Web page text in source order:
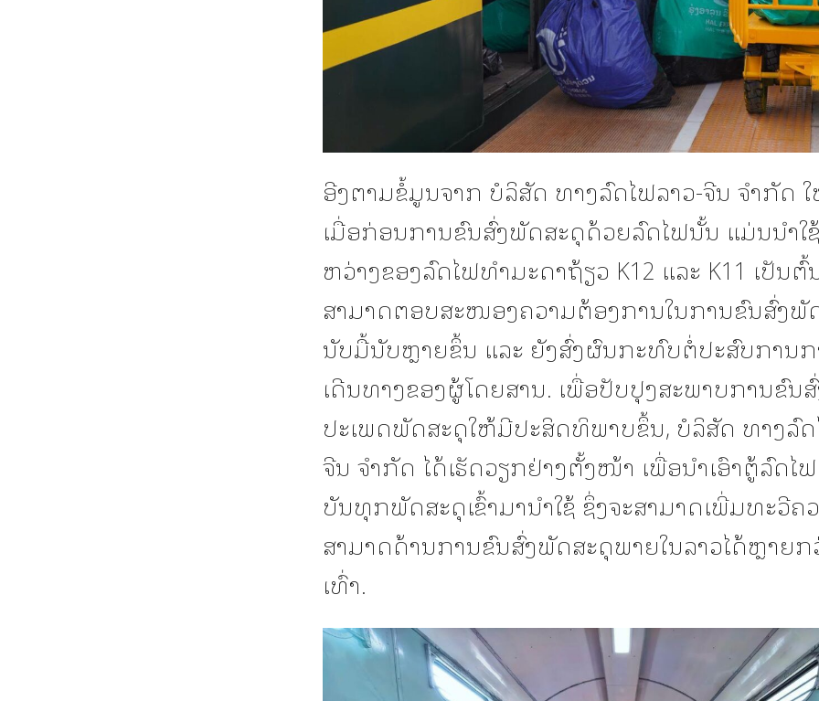
ອີງຕາມຂໍ້ມູນຈາກ ບໍລິສັດ ທາງລົດໄຟລາວ-ຈີນ ຈຳກັດ
ເມື່ອກ່ອນການຂົນສົ່ງພັດສະດຸດ້ວຍລົດໄຟນັ້ນ ແມ່ນນຳໃ
ຫວ່າງຂອງລົດໄຟທຳມະດາຖ້ຽວ K12 ແລະ K11 ເປັນ
ສາມາດຕອບສະໜອງຄວາມຕ້ອງການໃນການຂົນສົ່ງ
ນັບມື້ນັບຫຼາຍຂຶ້ນ ແລະ ຍັງສົ່ງຜົນກະທົບຕໍ່ປະສົບການ
ເດີນທາງຂອງຜູ້ໂດຍສານ. ເພື່ອປັບປຸງສະພາບການຂົນ
ປະເພດພັດສະດຸໃຫ້ມີປະສິດທິພາບຂຶ້ນ, ບໍລິສັດ ທາງລົດ
ຈີນ ຈຳກັດ ໄດ້ເຮັດວຽກຢ່າງຕັ້ງໜ້າ ເພື່ອນໍາເອົາຕູ້ລົດໄຟ
ບັນທຸກພັດສະດຸເຂົ້າມານໍາໃຊ້ ຊຶ່ງຈະສາມາດເພີ່ມທະວີຄ
ສາມາດດ້ານການຂົນສົ່ງພັດສະດຸພາຍໃນລາວໄດ້ຫຼາຍ
ເທົ່າ.